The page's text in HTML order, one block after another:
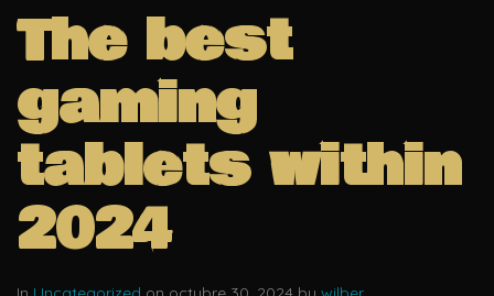
The best
gaming
tablets within
2024